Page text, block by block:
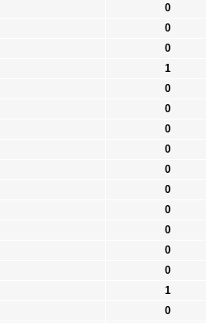
0
0
0
1
0
0
0
0
0
0
0
0
0
0
1
0